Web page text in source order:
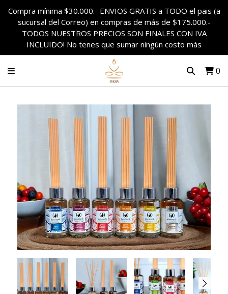
Compra mínima $30.000.- ENVIOS GRATIS a TODO el pais (a
sucursal del Correo) en compras de más de $175.000.-
TODOS NUESTROS PRECIOS SON FINALES CON IVA
INCLUIDO! No tenes que sumar ningún costo más
0